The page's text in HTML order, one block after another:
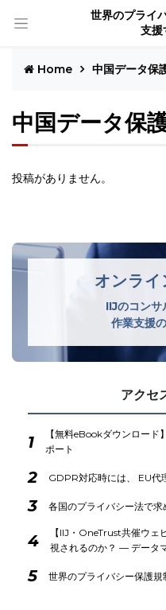
世界のプライ
支援
Home 中国データ保
中国データ保
投稿がありません。
オンラ
IIJのコンサ
作業支援
アクセ
1
【無料eBookダウンロー
ポート
2 GDPR対応時には、 EU代
3 各国のプライバシー法で
4
【IIJ・OneTrust共催ウ
視されるのか？ ― データ
5 世界のプライバシー保護規